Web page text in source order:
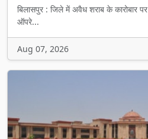
बिलासपुर : जिले में अवैध शराब के कारोबार
ऑपरे...
Aug 07, 2026